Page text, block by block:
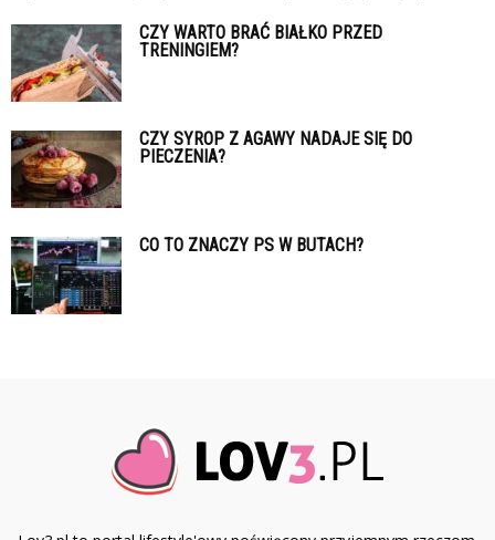
CZY WARTO BRAĆ BIAŁKO PRZED
TRENINGIEM?
CZY SYROP Z AGAWY NADAJE SIĘ DO
PIECZENIA?
CO TO ZNACZY PS W BUTACH?